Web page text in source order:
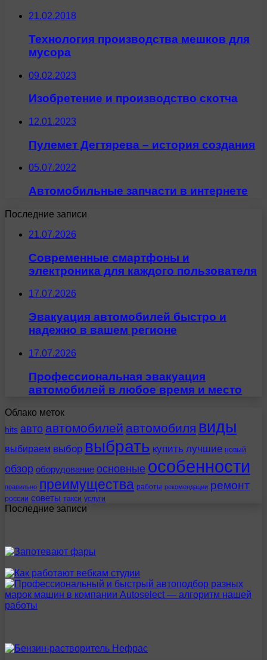
21.02.2018
Технология производства мешков для
мусора
09.02.2023
Изобретение и производство скотча
12.01.2023
Пулемет Дегтярева – история создания
05.07.2022
Автомобильные запчасти в интернете
Последние записи
21.07.2026
Современные смартфоны и
электроника для каждого пользователя
17.07.2026
Эвакуация автомобилей быстро и
надежно в вашем регионе
17.07.2026
Профессиональная эвакуация
автомобилей в любое время и место
Облако меток
hits авто автомобилей автомобиля виды
выбираем выбор выбрать купить лучшие новый
обзор оборудование основные особенности
правильно преимущества работы рекомендации ремонт
россии советы такси услуги
Последние записи